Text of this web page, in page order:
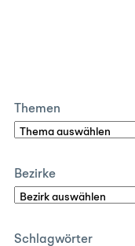
Themen
Bezirke
Schlagwörter